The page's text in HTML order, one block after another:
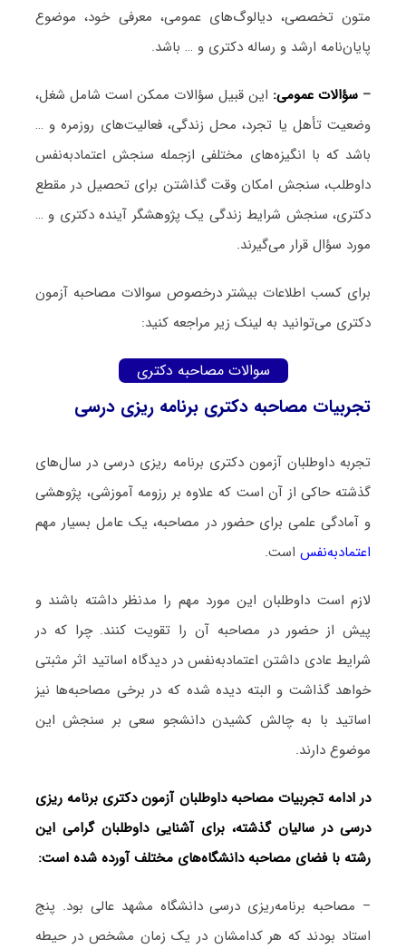
متون تخصصی، دیالوگ‌های عمومی، معرفی خود، موضوع
پایان‌نامه ارشد و رساله دکتری و … باشد.
– سؤالات عمومی: این قبیل سؤالات ممکن است شامل شغل،
وضعیت تأهل یا تجرد، محل زندگی، فعالیت‌های روزمره و …
باشد که با انگیزه‌های مختلفی ازجمله سنجش اعتمادبه‌نفس
داوطلب، سنجش امکان وقت گذاشتن برای تحصیل در مقطع
دکتری، سنجش شرایط زندگی یک پژوهشگر آینده دکتری و …
مورد سؤال قرار می‌گیرند.
برای کسب اطلاعات بیشتر درخصوص سوالات مصاحبه آزمون
دکتری می‌توانید به لینک زیر مراجعه کنید:
سوالات مصاحبه دکتری
تجربیات مصاحبه دکتری برنامه ‌ریزی درسی
تجربه داوطلبان آزمون دکتری برنامه ‌ریزی درسی در سال‌های
گذشته حاکی از آن است که علاوه بر رزومه آموزشی، پژوهشی
و آمادگی علمی برای حضور در مصاحبه، یک عامل بسیار مهم
اعتمادبه‌نفساست.
لازم است داوطلبان این مورد مهم را مدنظر داشته باشند و
پیش از حضور در مصاحبه آن را تقویت کنند. چرا که در
شرایط عادی داشتن اعتمادبه‌نفس در دیدگاه اساتید اثر مثبتی
خواهد گذاشت و البته دیده شده که در برخی مصاحبه‌ها نیز
اساتید با به چالش کشیدن دانشجو سعی بر سنجش این
موضوع دارند.
در ادامه تجربیات مصاحبه داوطلبان آزمون دکتری برنامه ‌ریزی
درسی در سالیان گذشته، برای آشنایی داوطلبان گرامی این
رشته با فضای مصاحبه دانشگاه‌های مختلف آورده شده است:
– مصاحبه برنامه‌ریزی درسی دانشگاه مشهد عالی بود. پنج
استاد بودند که هر کدامشان در یک زمان مشخص در حیطه